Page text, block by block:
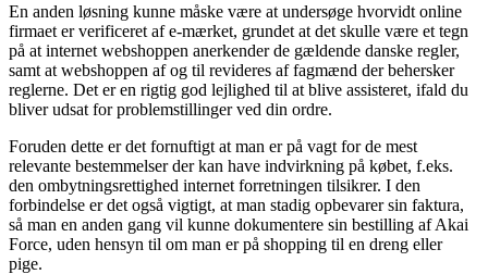
En anden løsning kunne måske være at undersøge hvorvidt online
firmaet er verificeret af e-mærket, grundet at det skulle være et tegn
på at internet webshoppen anerkender de gældende danske regler,
samt at webshoppen af og til revideres af fagmænd der behersker
reglerne. Det er en rigtig god lejlighed til at blive assisteret, ifald du
bliver udsat for problemstillinger ved din ordre.
Foruden dette er det fornuftigt at man er på vagt for de mest
relevante bestemmelser der kan have indvirkning på købet, f.eks.
den ombytningsrettighed internet forretningen tilsikrer. I den
forbindelse er det også vigtigt, at man stadig opbevarer sin faktura,
så man en anden gang vil kunne dokumentere sin bestilling af Akai
Force, uden hensyn til om man er på shopping til en dreng eller
pige.